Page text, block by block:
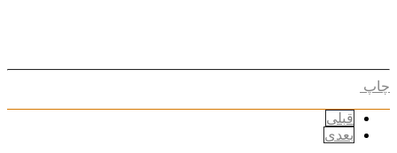
چاپ
قبلی
بعدی